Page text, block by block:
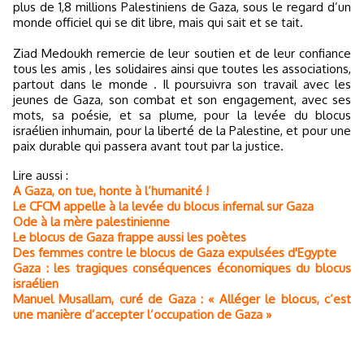
plus de 1,8 millions Palestiniens de Gaza, sous le regard d’un
monde officiel qui se dit libre, mais qui sait et se tait.
Ziad Medoukh remercie de leur soutien et de leur confiance
tous les amis , les solidaires ainsi que toutes les associations,
partout dans le monde . Il poursuivra son travail avec les
jeunes de Gaza, son combat et son engagement, avec ses
mots, sa poésie, et sa plume, pour la levée du blocus
israélien inhumain, pour la liberté de la Palestine, et pour une
paix durable qui passera avant tout par la justice.
Lire aussi :
A Gaza, on tue, honte à l’humanité !
Le CFCM appelle à la levée du blocus infernal sur Gaza
Ode à la mère palestinienne
Le blocus de Gaza frappe aussi les poètes
Des femmes contre le blocus de Gaza expulsées d'Egypte
Gaza : les tragiques conséquences économiques du blocus
israélien
Manuel Musallam, curé de Gaza : « Alléger le blocus, c’est
une manière d’accepter l’occupation de Gaza »